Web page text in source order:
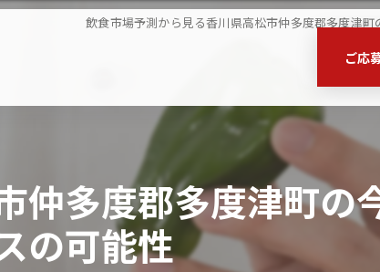
飲食市場予測から見る香川県高松市仲多度郡多度津
ご応
仲多度郡多度津町の
の可能性